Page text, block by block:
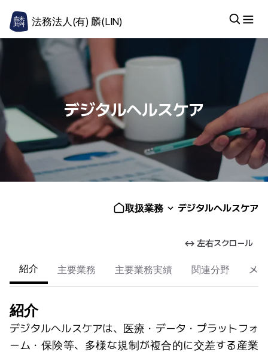
法務法人(有) 麟(LIN)
デジタルヘルスケア
取扱業務 デジタルヘルスケア
↔ 左右スクロール
紹介 主要業務 主要業務実績 関連分野 メ
紹介
デジタルヘルスケアは、医療・データ・プラットフォ
ーム・保険等、多様な規制が複合的に交差する産業